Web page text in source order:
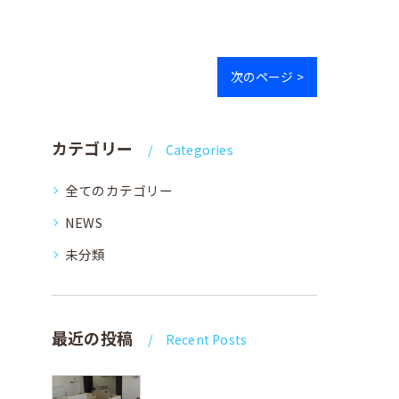
次のページ >
カテゴリー Categories
全てのカテゴリー
NEWS
未分類
最近の投稿 Recent Posts